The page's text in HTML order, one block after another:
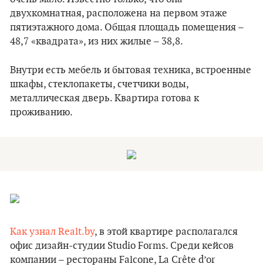
двухкомнатная, расположена на первом этаже
пятиэтажного дома. Общая площадь помещения –
48,7 «квадрата», из них жилые – 38,8.
Внутри есть мебель и бытовая техника, встроенные
шкафы, стеклопакеты, счетчики воды,
металлическая дверь. Квартира готова к
проживанию.
Как узнал Realt.by, в этой квартире располагался
офис дизайн-студии Studio Forms. Среди кейсов
компании – рестораны Falcone, La Crête d’or